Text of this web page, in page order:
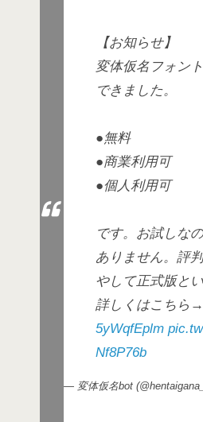
【お知らせ】
変体仮名フォン
できました。
●無料
●商業利用可
●個人利用可
です。お試しな
ありません。評
やして正式版と
詳しくはこちら→
5yWqfEplm
Nf8P76b
— 変体仮名bot